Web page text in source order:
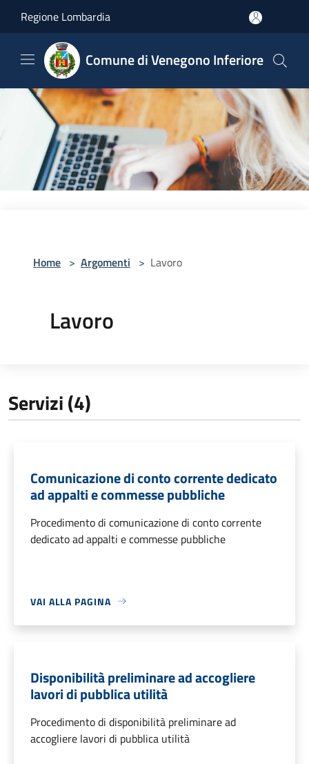
Regione Lombardia
Comune di Venegono Inferiore
Home > Argomenti > Lavoro
Lavoro
Servizi (4)
Comunicazione di conto corrente dedicato
ad appalti e commesse pubbliche
Procedimento di comunicazione di conto corrente
dedicato ad appalti e commesse pubbliche
VAI ALLA PAGINA
Disponibilità preliminare ad accogliere
lavori di pubblica utilità
Procedimento di disponibilità preliminare ad
accogliere lavori di pubblica utilità